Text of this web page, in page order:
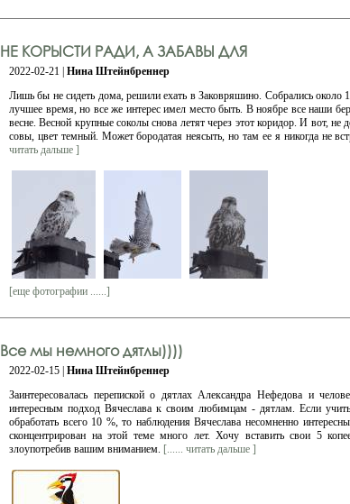
НЕ КОРЫСТИ РАДИ, А ЗАБАВЫ ДЛЯ
2022-02-21 | Нина Штейнбреннер
Лишь бы не сидеть дома, решили ехать в Заковряшино. Собрались
лучшее время, но все же интерес имел место быть. В ноябре все наши
весне. Весной крупные соколы снова летят через этот коридор. И вот,
совы, цвет темный. Может бородатая неясыть, но там ее я никогда не
читать дальше ]
[еще фотографии ......]
Все мы немного дятлы))))
2022-02-15 | Нина Штейнбреннер
Заинтересовалась перепиской о дятлах Александра Нефедова и
интересным подход Вячеслава к своим любимцам - дятлам. Если
обработать всего 10 %, то наблюдения Вячеслава несомненно
сконцентрирован на этой теме много лет. Хочу вставить свои 5
злоупотребив вашим вниманием. [...... читать дальше ]